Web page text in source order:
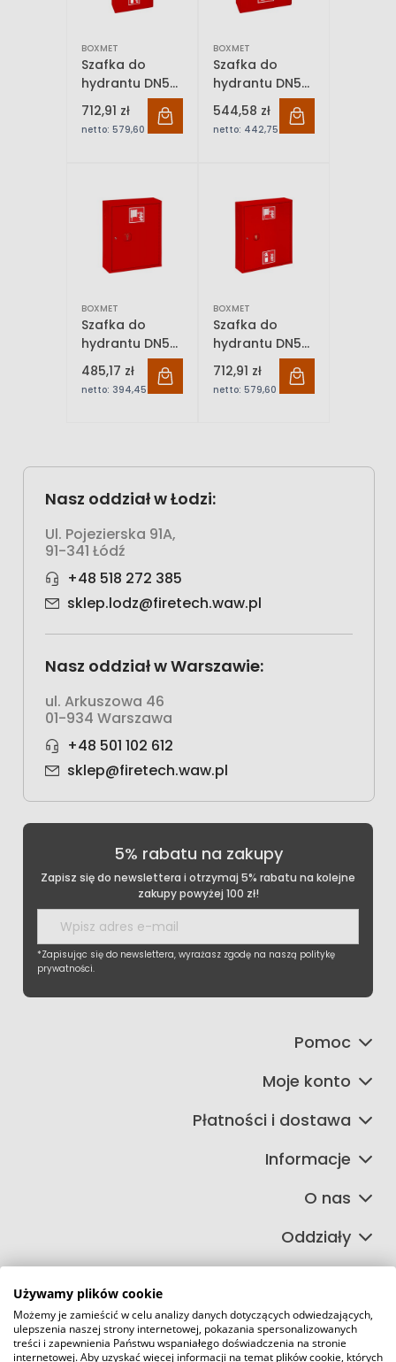
BOXMET
Szafka do
hydrantu DN52
ECO,
zawieszana, na
dwa odcinki
712,91 zł
netto: 579,60 zł
BOXMET
Szafka do
hydrantu DN52
ECO,
zawieszany,
544,58 zł
netto: 442,75 zł
BOXMET
Szafka do
hydrantu DN52,
zawieszana
485,17 zł
netto: 394,45 zł
BOXMET
Szafka do
hydrantu DN52,
zawieszana,
kombi pionowa
712,91 zł
netto: 579,60 zł
Nasz oddział w Łodzi:
Ul. Pojezierska 91A,
91-341 Łódź
+48 518 272 385
sklep.lodz@firetech.waw.pl
Nasz oddział w Warszawie:
ul. Arkuszowa 46
01-934 Warszawa
+48 501 102 612
sklep@firetech.waw.pl
5% rabatu na zakupy
Zapisz się do newslettera i otrzymaj 5% rabatu na kolejne
zakupy powyżej 100 zł!
*Zapisując się do newslettera, wyrażasz zgodę na naszą politykę
prywatności.
Pomoc
Moje konto
Płatności i dostawa
Informacje
O nas
Oddziały
©2026 Wszelkie Prawa Zastrzeżone | FIRETECH Stacjonarny i
internetowy sklep przeciwpożarowy
Używamy plików cookie
Możemy je zamieścić w celu analizy danych dotyczących odwiedzających,
ulepszenia naszej strony internetowej, pokazania spersonalizowanych
treści i zapewnienia Państwu wspaniałego doświadczenia na stronie
internetowej. Aby uzyskać więcej informacji na temat plików cookie, których